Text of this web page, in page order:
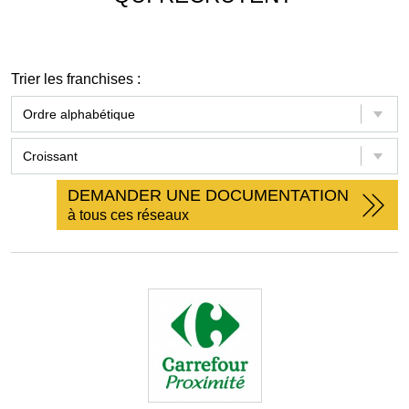
Trier les franchises :
DEMANDER UNE DOCUMENTATION
à tous ces réseaux